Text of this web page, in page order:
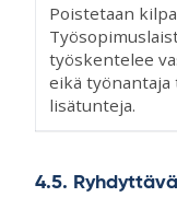
Poistetaan
työskentelee
eikä työnantaja
lisätunteja.
4.5.